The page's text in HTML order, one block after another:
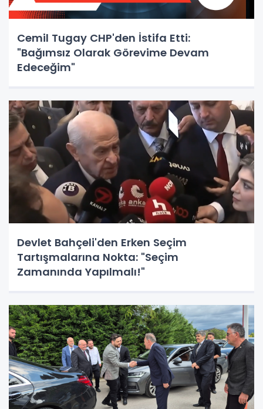
Cemil Tugay CHP'den İstifa Etti:
"Bağımsız Olarak Görevime Devam
Edeceğim"
Devlet Bahçeli'den Erken Seçim
Tartışmalarına Nokta: "Seçim
Zamanında Yapılmalı!"